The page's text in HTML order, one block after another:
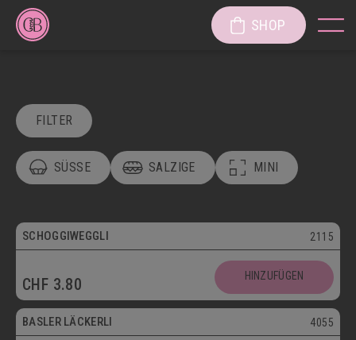
SHOP
FILTER
SÜSSE SALZIGE MINI
SÜSSE KÖSTLICHKEITEN
SÜSSGEBÄCK
KUCHEN/TORTEN/CAKES/WÄHEN LÄGGERLI
SCHOGGIWEGGLI 2115
CHF 3.80 HINZUFÜGEN
Vegetarisch
BASLER LÄCKERLI 4055